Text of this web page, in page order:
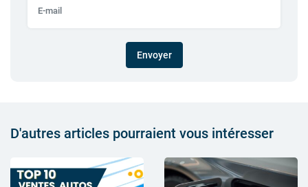
Envoyer
D'autres articles pourraient vous intéresser